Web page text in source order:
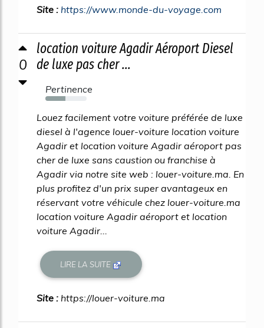
Site : https://www.monde-du-voyage.com
0
location voiture Agadir Aéroport Diesel
de luxe pas cher ...
Pertinence
49%
Louez facilement votre voiture préférée de luxe
diesel à l'agence louer-voiture location voiture
Agadir et location voiture Agadir aéroport pas
cher de luxe sans caustion ou franchise à
Agadir via notre site web : louer-voiture.ma. En
plus profitez d'un prix super avantageux en
réservant votre véhicule chez louer-voiture.ma
location voiture Agadir aéroport et location
voiture Agadir...
LIRE LA SUITE
Site : https://louer-voiture.ma